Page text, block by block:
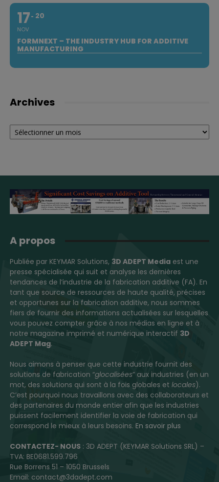
17
NOV
20
FORMNEXT – THE INDUSTRY HUB FOR ADDITIVE
MANUFACTURING
Archives
Archives
A propos
Publiée par KEYMAR Solutions, 3D ADEPT Media est une
presse spécialisée qui suit et analyse les dernières
tendances de l’industrie de la fabrication additive (FA). En
tant que source de ressources de haute qualité, précises
et opportunes sur la fabrication additive, nous sommes
fiers de fournir des informations actualisées sur lesquelles
vous pouvez compter grâce à nos médias en ligne et à
notre magazine imprimé et numérique interactif 3D
ADEPT Mag.
Nous aimons à penser que cette industrie fournit des
solutions de fabrication “glocalisées” aux industries (en un
mot, des solutions qui sont à la fois globales et locales).
C’est pourquoi nous travaillons avec des collaborateurs et
des partenaires du monde entier afin que les industries
puissent facilement identifier la voie de fabrication qui
correspond le mieux à leurs besoins. En savoir plus
CONTACTEZ- NOUS : 3D ADEPT (KEYMAR Solutions SRL) –
TVA: BE0681.599.796
Rue Borrens 51 – 1050 Brussels
Email: contact@3dadept.com